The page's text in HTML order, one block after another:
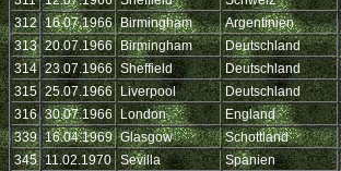
312 16.07.1966 Birmingham Argentinien
313 20.07.1966 Birmingham Deutschland
314 23.07.1966 Sheffield Deutschland
315 25.07.1966 Liverpool Deutschland
316 30.07.1966 London England
339 16.04.1969 Glasgow Schottland
345 11.02.1970 Sevilla Spanien